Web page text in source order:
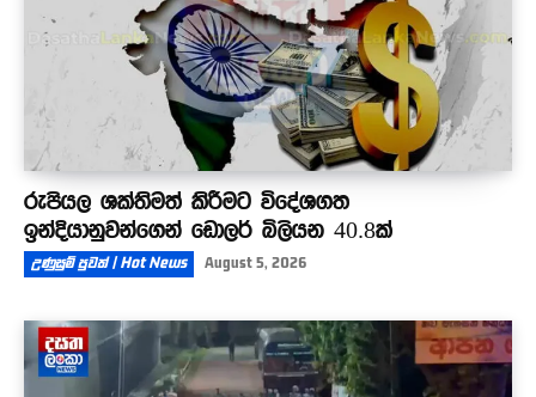
රුපියල ශක්තිමත් කිරීමට විදේශගත
ඉන්දියානුවන්ගෙන් ඩොලර් බිලියන 40.8ක්
උණුසුම් පුවත් | Hot News August 5, 2026